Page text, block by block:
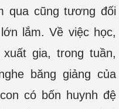
qua cũng tương đối
lắm. Về việc học,
gia, trong tuần,
băng giảng của
có bốn huynh đệ